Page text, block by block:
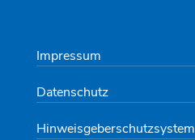
Impressum
Datenschutz
Hinweisgeberschutzsystem